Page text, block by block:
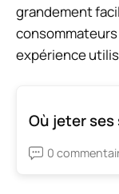
grandement
expérience
Où jeter
0